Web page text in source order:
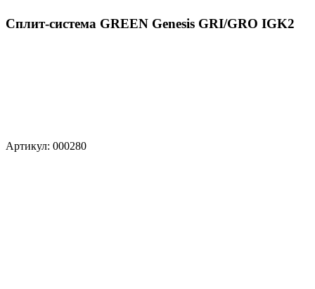
Сплит-система GREEN Genesis GRI/GRO IGK2
Артикул: 000280